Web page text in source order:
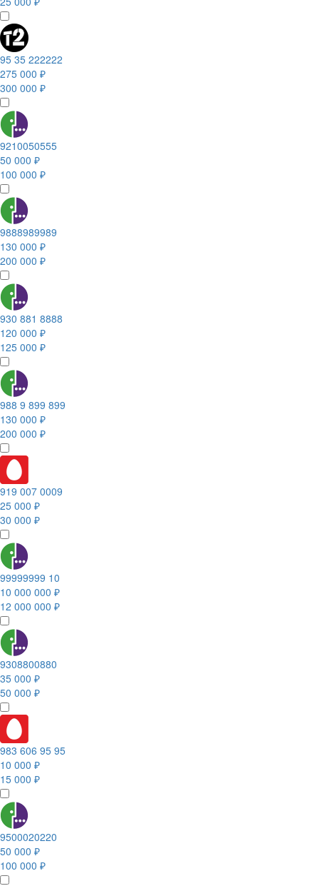
95 35 222222
275 000 ₽
300 000 ₽
9210050555
50 000 ₽
100 000 ₽
9888989989
130 000 ₽
200 000 ₽
930 881 8888
120 000 ₽
125 000 ₽
988 9 899 899
130 000 ₽
200 000 ₽
919 007 0009
25 000 ₽
30 000 ₽
99999999 10
10 000 000 ₽
12 000 000 ₽
9308800880
35 000 ₽
50 000 ₽
983 606 95 95
10 000 ₽
15 000 ₽
9500020220
50 000 ₽
100 000 ₽